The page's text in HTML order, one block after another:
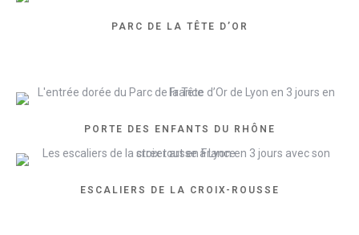
PARC DE LA TÊTE D’OR
PORTE DES ENFANTS DU RHÔNE
ESCALIERS DE LA CROIX-ROUSSE